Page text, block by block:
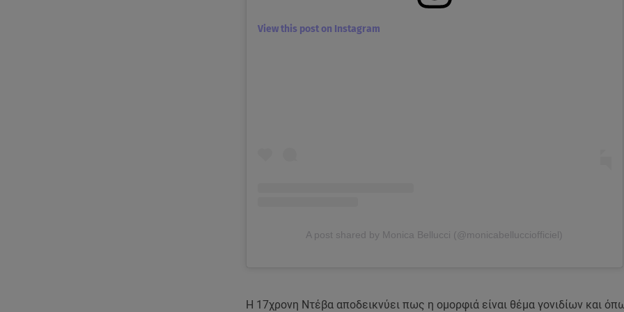
View this post on Instagram
A post shared by Monica Bellucci (@monicabellucciofficiel)
Η 17χρονη Ντέβα αποδεικνύει πως η ομορφιά είναι θέμα γονιδίων και